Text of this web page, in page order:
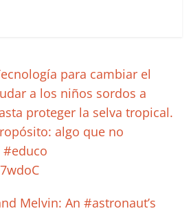
para cambiar el
a los niños sordos a
proteger la selva tropical.
algo que no
Melvin: An #astronaut’s